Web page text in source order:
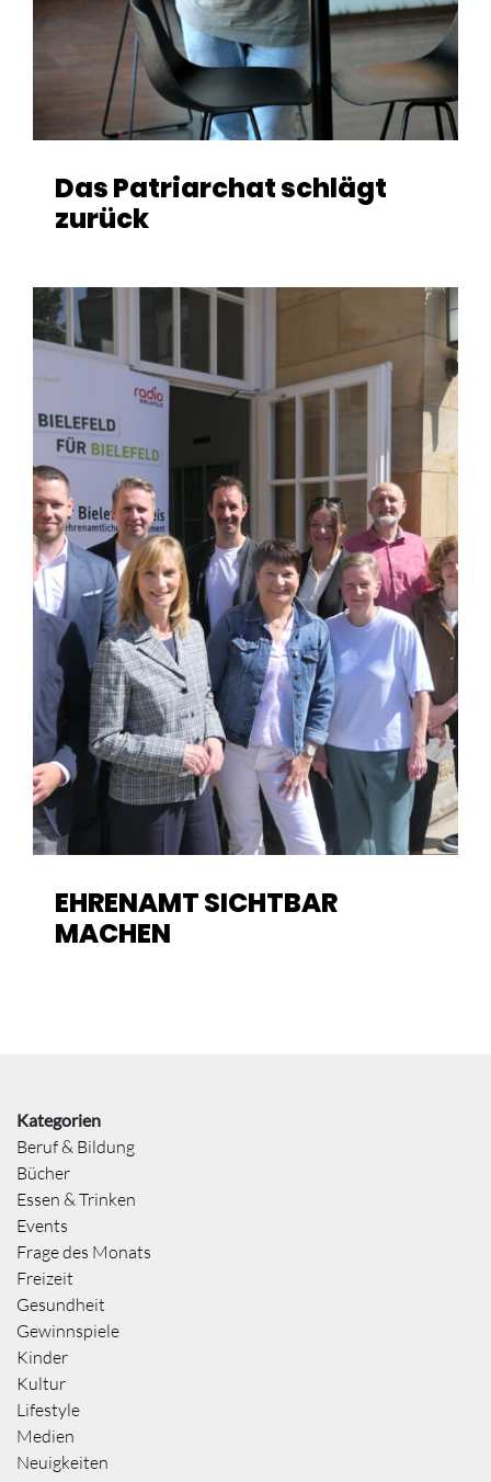
Das Patriarchat schlägt
zurück
EHRENAMT SICHTBAR
MACHEN
Kategorien
Beruf & Bildung
Bücher
Essen & Trinken
Events
Frage des Monats
Freizeit
Gesundheit
Gewinnspiele
Kinder
Kultur
Lifestyle
Medien
Neuigkeiten